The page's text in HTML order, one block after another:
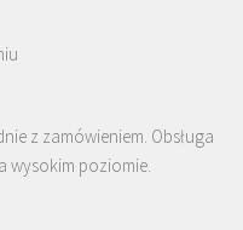
z zamówieniem. Obsługa
wysokim poziomie.